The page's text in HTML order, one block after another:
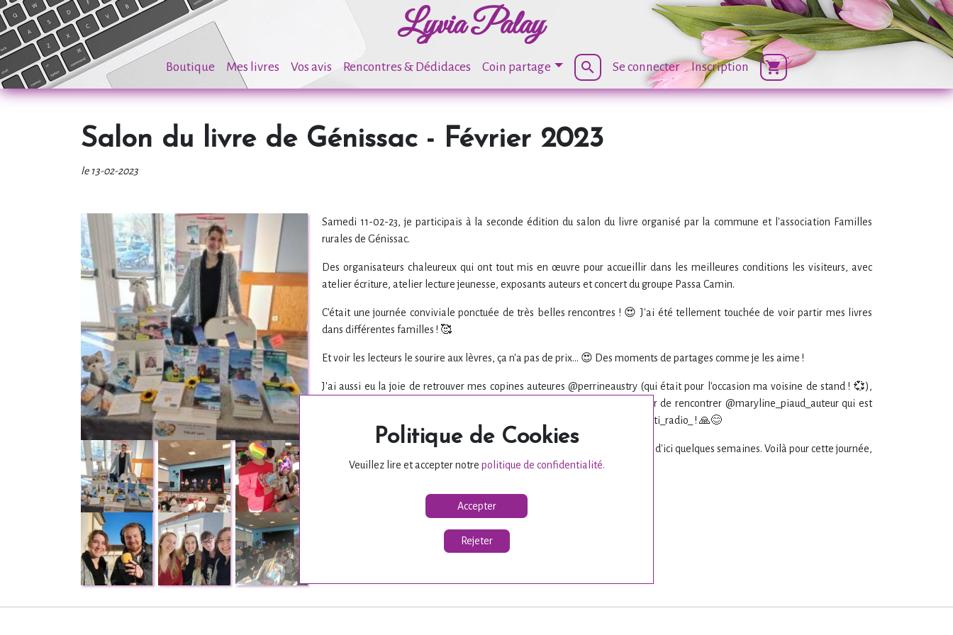
Lyvia Palay
Boutique Mes livres Vos avis Rencontres & Dédidaces Coin partage search Se connecter Inscription shopping_cart
Politique de Cookies
Veuillez lire et accepter notre politique de confidentialité.
Accepter
Rejeter
Salon du livre de Génissac - Février 2023
le 13-02-2023
Samedi 11-02-23, je participais à la seconde édition du salon du livre organisé par la commune et l'association Familles
rurales de Génissac.
Des organisateurs chaleureux qui ont tout mis en œuvre pour accueillir dans les meilleures conditions les visiteurs, avec
atelier écriture, atelier lecture jeunesse, exposants auteurs et concert du groupe Passa Camin.
C'était une journée conviviale ponctuée de très belles rencontres ! 😍 J'ai été tellement touchée de voir partir mes livres
dans différentes familles ! 🥰
Et voir les lecteurs le sourire aux lèvres, ça n'a pas de prix... 😍 Des moments de partages comme je les aime !
J'ai aussi eu la joie de retrouver mes copines auteures @perrineaustry (qui était pour l'occasion ma voisine de stand ! 💞),
@capucine_sergent et @auteure.emilie.demot, et nous avons eu le plaisir de rencontrer @maryline_piaud_auteur qui est
passée nous voir ! 😊 Également un grand merci à l'adorable Nicolas de @iti_radio_ ! 🙏😊
Il a eu la gentillesse de nous accorder une interview qui passera en podcast d'ici quelques semaines. Voilà pour cette journée,
que je partage avec vous en photos. 🥰